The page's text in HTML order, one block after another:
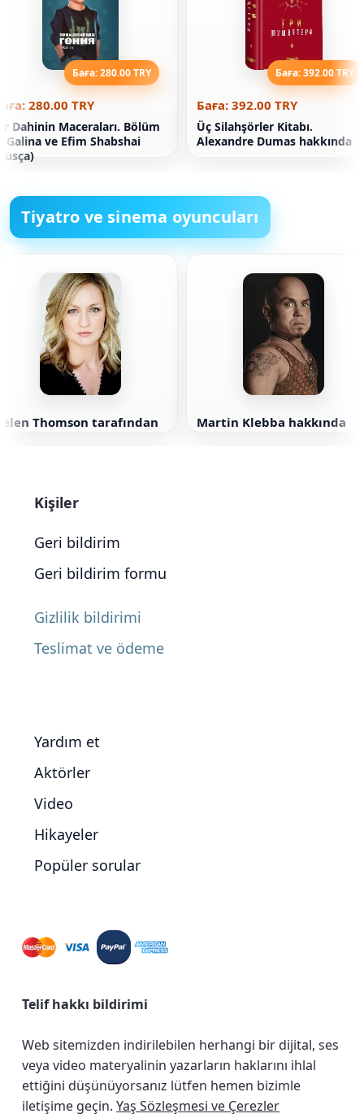
Баға: 280.00 TRY
280.00 TRY
Dahinin Maceraları. Bölüm
Galina ve Efim Shabshai
Баға: 392.00 TRY
Баға: 392.00 TRY
Üç Silahşörler Kitabı.
Alexandre Dumas hakkında
Tiyatro ve sinema oyuncuları
Thomson tarafından Martin Klebba hakkında
Kişiler
Geri bildirim
Geri bildirim formu
Gizlilik bildirimi
Teslimat ve ödeme
Yardım et
Aktörler
Video
Hikayeler
Popüler sorular
Telif hakkı bildirimi
Web sitemizden indirilebilen herhangi bir dijital, ses
veya video materyalinin yazarların haklarını ihlal
ettiğini düşünüyorsanız lütfen hemen bizimle
iletişime geçin. Yaş Sözleşmesi ve Çerezler